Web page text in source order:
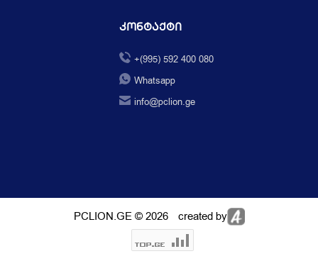
Კონტაქტი
+(995) 592 400 080
Whatsapp
info@pclion.ge
PCLION.GE © 2026 created by